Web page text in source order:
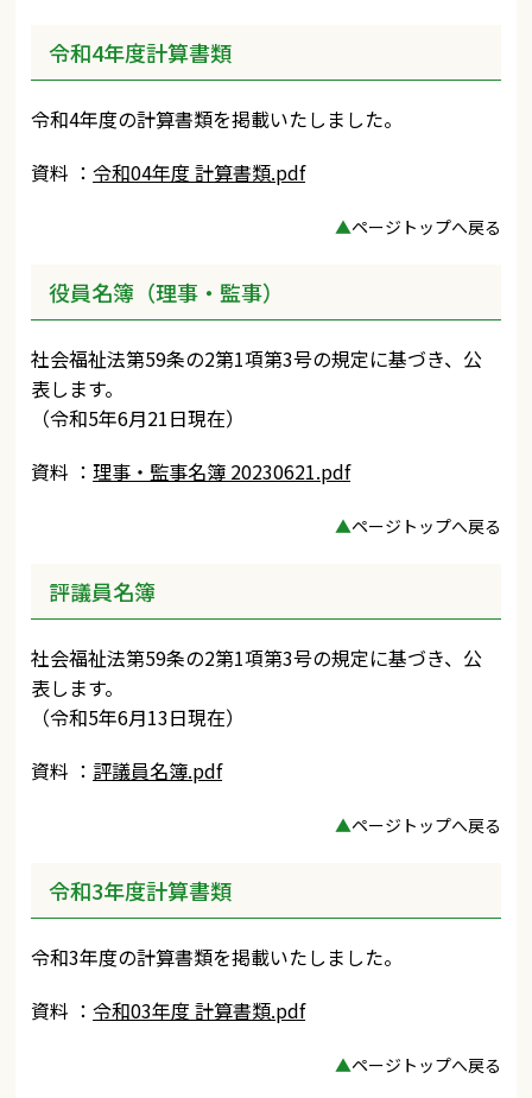
令和4年度計算書類
令和4年度の計算書類を掲載いたしました。
資料 ：令和04年度 計算書類.pdf
▲ページトップへ戻る
役員名簿（理事・監事）
社会福祉法第59条の2第1項第3号の規定に基づき、公
表します。
（令和5年6月21日現在）
資料 ：理事・監事名簿 20230621.pdf
▲ページトップへ戻る
評議員名簿
社会福祉法第59条の2第1項第3号の規定に基づき、公
表します。
（令和5年6月13日現在）
資料 ： 評議員名簿.pdf
▲ページトップへ戻る
令和3年度計算書類
令和3年度の計算書類を掲載いたしました。
資料 ：令和03年度 計算書類.pdf
▲ページトップへ戻る